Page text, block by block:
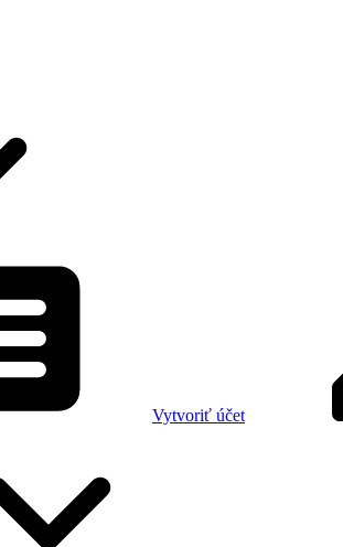
Vytvoriť účet